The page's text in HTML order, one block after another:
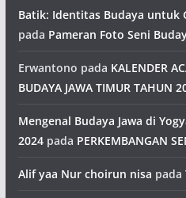
Batik: Identitas Budaya untuk
pada Pameran Foto Seni
Erwantono pada KALENDER
BUDAYA JAWA TIMUR TAHUN
Mengenal Budaya Jawa di
2024pada PERKEMBANGAN
Alif yaa Nur choirun nisa pada